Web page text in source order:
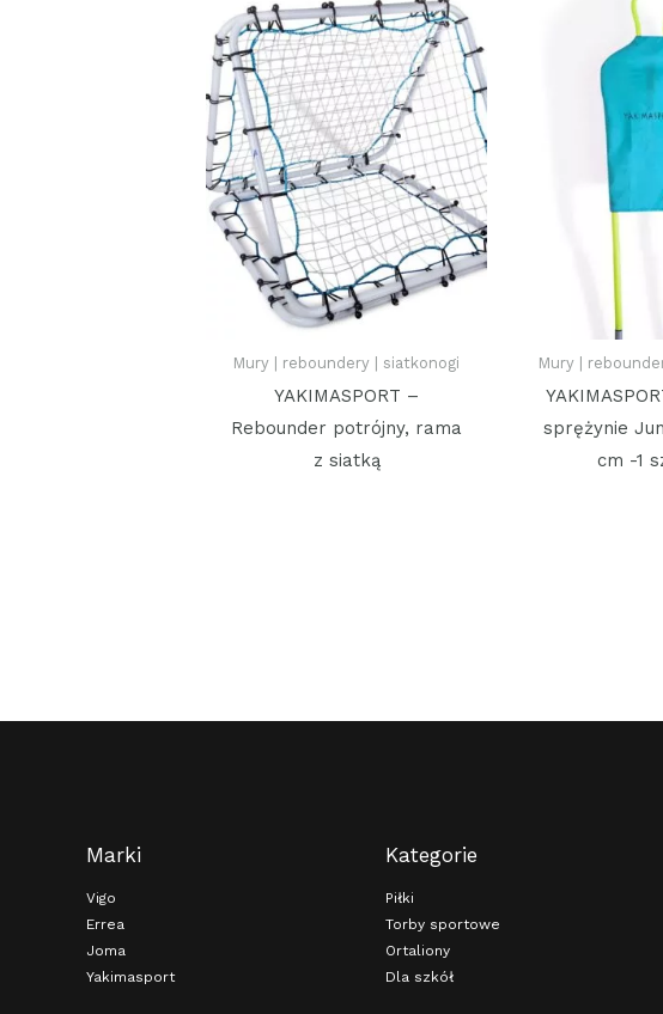
Mury | reboundery | siatkonogi
YAKIMASPORT –
Rebounder potrójny, rama
z siatką
Mury |
sprężynie
cm -1
Marki
Vigo
Errea
Joma
Yakimasport
Kategorie
Piłki
Torby sportowe
Ortaliony
Dla szkół